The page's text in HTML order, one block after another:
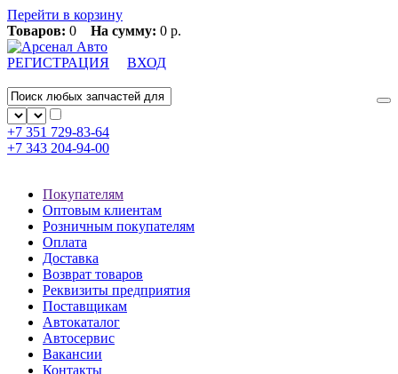
Перейти в корзину
Товаров: 0 На сумму: 0 р.
РЕГИСТРАЦИЯ ВХОД
+7 351 729-83-64
+7 343 204-94-00
Покупателям
Оптовым клиентам
Розничным покупателям
Оплата
Доставка
Возврат товаров
Реквизиты предприятия
Поставщикам
Автокаталог
Автосервис
Вакансии
Контакты